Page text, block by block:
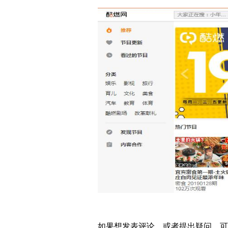
如果想发表评论，或者提出疑问，可